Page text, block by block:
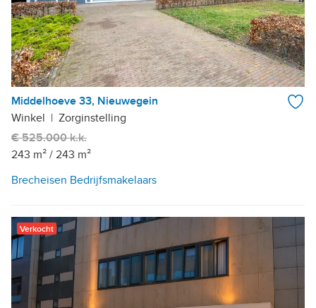
Middelhoeve 33, Nieuwegein
Winkel | Zorginstelling
€ 525.000 k.k.
243 m² / 243 m²
Brecheisen Bedrijfsmakelaars
Verkocht